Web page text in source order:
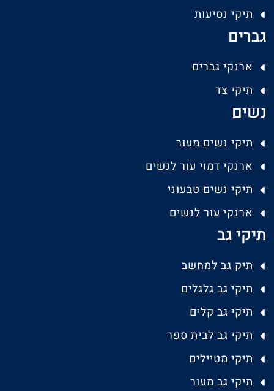
תיקי נסיעות
גברים
ארנקי גברים
תיקי צד
נשים
תיקי נשים מעור
ארנקי דמוי עור לנשים
תיקי נשים טבעוני
ארנקי עור לנשים
תיקי גב
תיק גב למחשב
תיקי גב גלגלים
תיקי גב קלים
תיקי גב לבית ספר
תיקי מטיילים
תיקי גב מעור